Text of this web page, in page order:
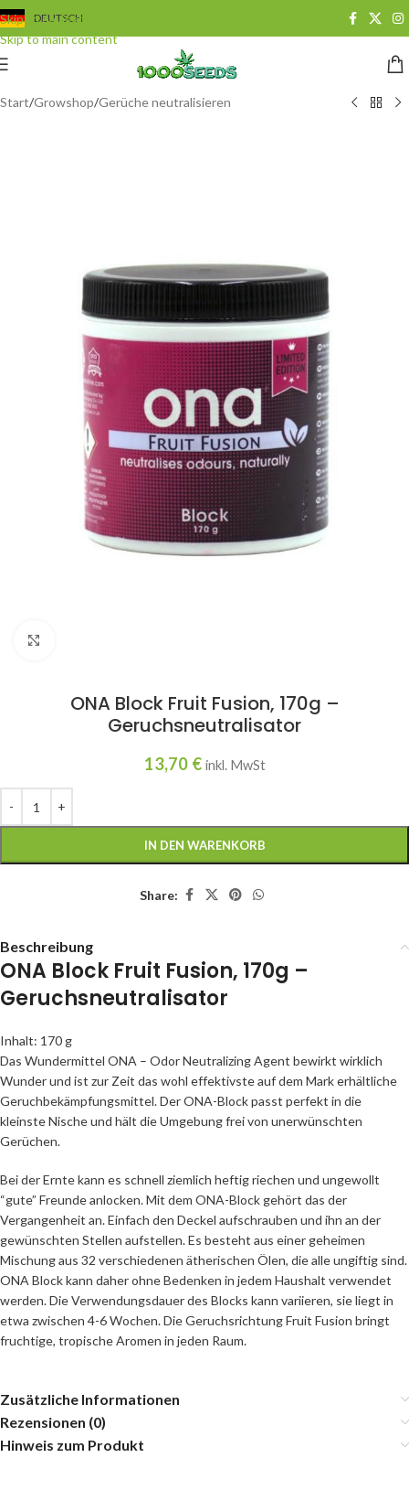
Skip to navigation
Skip to main content
DEUTSCH
Start/Growshop/Gerüche neutralisieren
ONA Block Fruit Fusion, 170g –
Geruchsneutralisator
13,70 € inkl. MwSt
IN DEN WARENKORB
Share:
Beschreibung
ONA Block Fruit Fusion, 170g –
Geruchsneutralisator
Inhalt: 170 g
Das Wundermittel ONA – Odor Neutralizing Agent bewirkt wirklich
Wunder und ist zur Zeit das wohl effektivste auf dem Mark erhältliche
Geruchbekämpfungsmittel. Der ONA-Block passt perfekt in die
kleinste Nische und hält die Umgebung frei von unerwünschten
Gerüchen.
Bei der Ernte kann es schnell ziemlich heftig riechen und ungewollt
“gute” Freunde anlocken. Mit dem ONA-Block gehört das der
Vergangenheit an. Einfach den Deckel aufschrauben und ihn an der
gewünschten Stellen aufstellen. Es besteht aus einer geheimen
Mischung aus 32 verschiedenen ätherischen Ölen, die alle ungiftig sind.
ONA Block kann daher ohne Bedenken in jedem Haushalt verwendet
werden. Die Verwendungsdauer des Blocks kann variieren, sie liegt in
etwa zwischen 4-6 Wochen. Die Geruchsrichtung Fruit Fusion bringt
fruchtige, tropische Aromen in jeden Raum.
Zusätzliche Informationen
Rezensionen (0)
Hinweis zum Produkt